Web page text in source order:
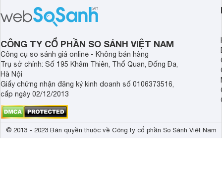
tảng Google TV cùng nhiều công
nghệ hỗ trợ nâng cao chất lượng hình
ảnh và âm thanh.
công nghệ này trở
hơn với mẫu
CÔNG TY CỔ PHẦN SO SÁNH VIỆT NAM
Công cụ so sánh giá online - Không bán hàng
Trụ sở chính: Số 195 Khâm Thiên, Thổ Quan, Đống Đa,
Hà Nội
Giấy chứng nhận đăng ký kinh doanh số 0106373516,
cấp ngày 02/12/2013
© 2013 - 2023 Bản quyền thuộc về Công ty cổ phần So Sánh Việt Nam